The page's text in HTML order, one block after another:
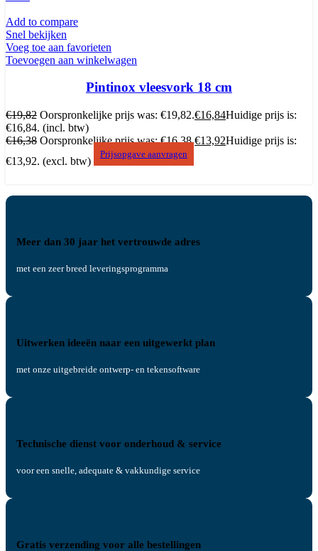
Add to compare
Snel bekijken
Voeg toe aan favorieten
Toevoegen aan winkelwagen
Pintinox vleesvork 18 cm
€19,82 Oorspronkelijke prijs was: €19,82.€16,84Huidige prijs is:
€16,84. (incl. btw)
€16,38 Oorspronkelijke prijs was: €16,38.€13,92Huidige prijs is:
€13,92. (excl. btw)
Prijsopgave aanvragen
Meer dan 30 jaar het vertrouwde adres
met een zeer breed leveringsprogramma
Uitwerken ideeën naar een uitgewerkt plan
met onze uitgebreide ontwerp- en tekensoftware
Technische dienst voor onderhoud & service
voor een snelle, adequate & vakkundige service
Gratis verzending voor alle bestellingen